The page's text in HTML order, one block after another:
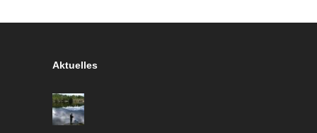
Aktuelles